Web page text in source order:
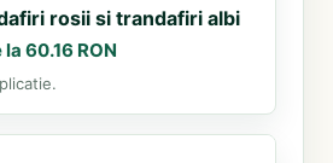
rosii si trandafiri albi
la 60.16 RON